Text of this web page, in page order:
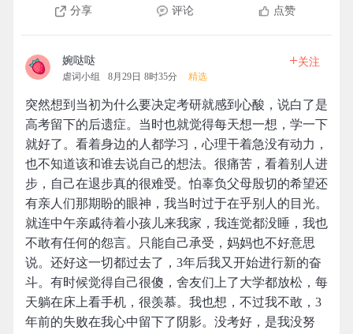
分享 评论 点赞
婉哒哒
虐词小组 8月29日 8时35分 精选
+关注
突然想到当初为什么要决定考研就感到心酸，说白了是
高考留下的后遗症。当时也就觉得每天想一想，学一下
就好了。看着身边的人都学习，心理干着急没有动力，
也不知道该和谁去说自己的想法。很痛苦，看着别人进
步，自己在退步真的很难受。怕辜负父母殷切的希望还
有亲人们那期盼的眼神，我当时过于在乎别人的目光。
就连中午亲戚待着小孩儿来我家，我连觉都没睡，我也
不敢有任何的怨言。只能自己承受，妈妈也不好意思
说。还好这一切都过去了，3年后我又开始进行新的奋
斗。有时候觉得自己很傻，舍友们上了大学都放松，每
天躺在床上看手机，很羡慕。我也想，不过我不敢，3
年前的失败在我心中留下了阴影。没考好，是我没努